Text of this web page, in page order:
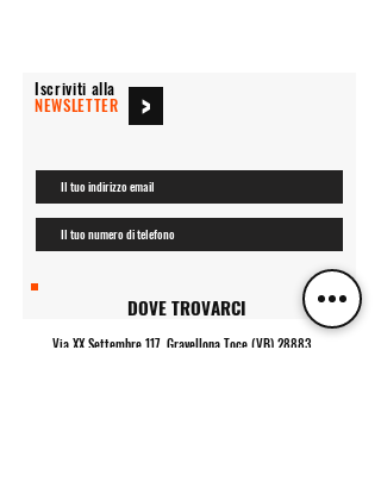
Iscriviti alla
NEWSLETTER >
DOVE TROVARCI
Via XX Settembre 117, Gravellona Toce (VB) 28883